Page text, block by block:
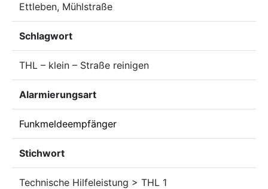
Ettleben, Mühlstraße
Schlagwort
THL – klein – Straße reinigen
Alarmierungsart
Funkmeldeempfänger
Stichwort
Technische Hilfeleistung > THL 1